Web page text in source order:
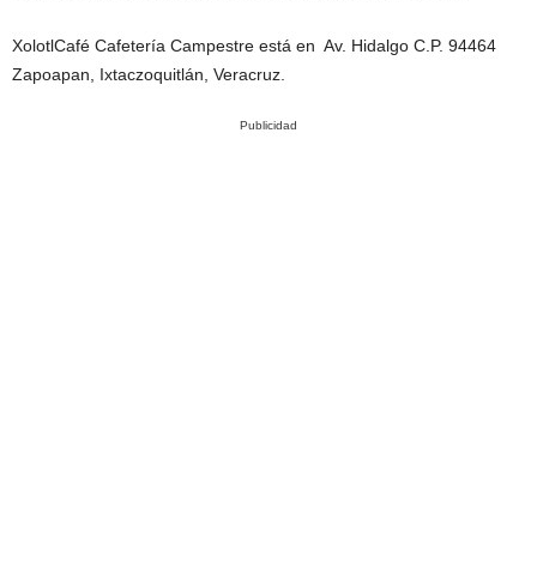
XolotlCafé Cafetería Campestre está en Av. Hidalgo C.P. 94464
Zapoapan, Ixtaczoquitlán, Veracruz.
Publicidad